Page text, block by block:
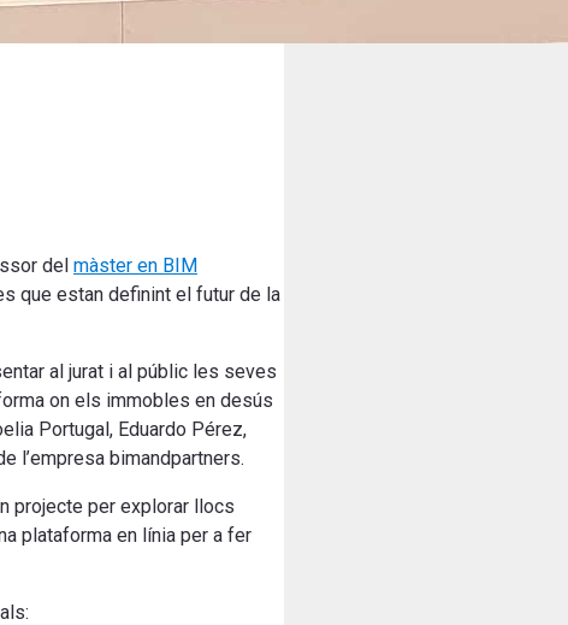
del màster en BIM
que estan definint el futur de la
al jurat i al públic les seves
on els immobles en desús
Portugal, Eduardo Pérez,
l’empresa bimandpartners.
projecte per explorar llocs
plataforma en línia per a fer